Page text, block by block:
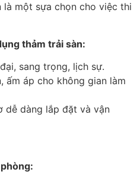
là một sựa chọn cho việc thi
thảm trải sàn:
sang trọng, lịch sự.
ấm áp cho không gian làm
dễ dàng lắp đặt và vận